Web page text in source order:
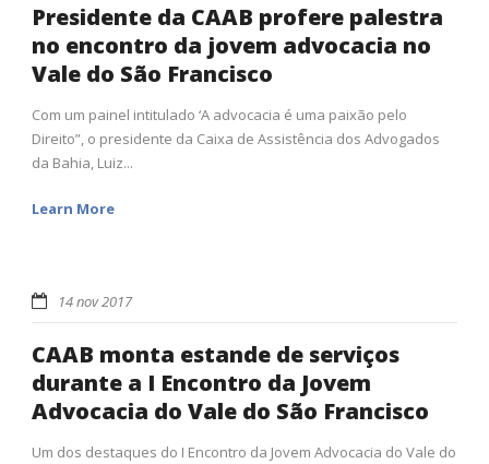
Presidente da CAAB profere palestra
no encontro da jovem advocacia no
Vale do São Francisco
Com um painel intitulado ‘A advocacia é uma paixão pelo
Direito”, o presidente da Caixa de Assistência dos Advogados
da Bahia, Luiz...
Learn More
14 nov 2017
CAAB monta estande de serviços
durante a I Encontro da Jovem
Advocacia do Vale do São Francisco
Um dos destaques do I Encontro da Jovem Advocacia do Vale do